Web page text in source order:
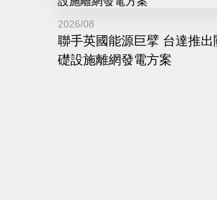
2026/08
聯手英國能源巨擘 台達推出
礎設施離網發電方案